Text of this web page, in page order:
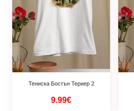
Тениска Бостън Териер 2
9.99€